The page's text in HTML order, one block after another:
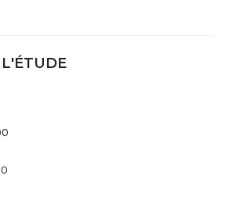
L'ÉTUDE